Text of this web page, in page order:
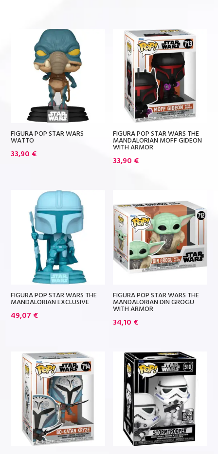
FIGURA POP STAR WARS
WATTO
33,90 €
FIGURA POP STAR WARS THE
MANDALORIAN MOFF GIDEON
WITH ARMOR
33,90 €
FIGURA POP STAR WARS THE
MANDALORIAN EXCLUSIVE
49,07 €
FIGURA POP STAR WARS THE
MANDALORIAN DIN GROGU
WITH ARMOR
34,10 €